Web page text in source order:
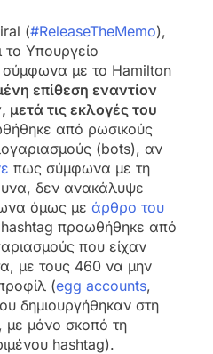
(#ReleaseTheMemo),
το Υπουργείο
σύμφωνα με το Hamilton
επίθεση εναντίον
τις εκλογές του
από ρωσικούς
(bots), αν
πως σύμφωνα με τη
δεν ανακάλυψε
όμως με άρθρο του
hashtag προωθήθηκε από
που είχαν
με τους 460 να μην
(egg accounts,
δημιουργήθηκαν στη
με μόνο σκοπό τη
hashtag).